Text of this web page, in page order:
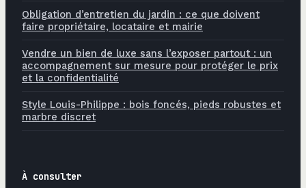
Obligation d’entretien du jardin : ce que doivent
faire propriétaire, locataire et mairie
Vendre un bien de luxe sans l’exposer partout : un
accompagnement sur mesure pour protéger le prix
et la confidentialité
Style Louis-Philippe : bois foncés, pieds robustes et
marbre discret
À consulter